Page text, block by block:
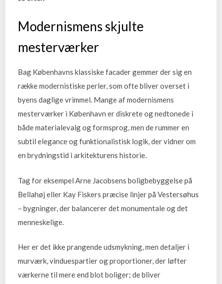
Modernismens skjulte
mesterværker
Bag Københavns klassiske facader gemmer der sig en
række modernistiske perler, som ofte bliver overset i
byens daglige vrimmel. Mange af modernismens
mesterværker i København er diskrete og nedtonede i
både materialevalg og formsprog, men de rummer en
subtil elegance og funktionalistisk logik, der vidner om
en brydningstid i arkitekturens historie.
Tag for eksempel Arne Jacobsens boligbebyggelse på
Bellahøj eller Kay Fiskers præcise linjer på Vestersøhus
– bygninger, der balancerer det monumentale og det
menneskelige.
Her er det ikke prangende udsmykning, men detaljer i
murværk, vinduespartier og proportioner, der løfter
værkerne til mere end blot boliger; de bliver